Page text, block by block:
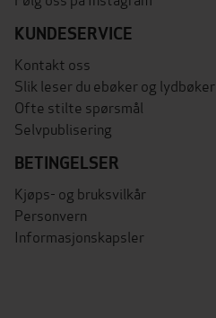
KUNDESERVICE
Kontakt oss
Slik leser du ebøker og lydbøker
Ofte stilte spørsmål
Selvpublisering
BETINGELSER
Kjøps- og bruksvilkår
Personvern
Informasjonskapsler